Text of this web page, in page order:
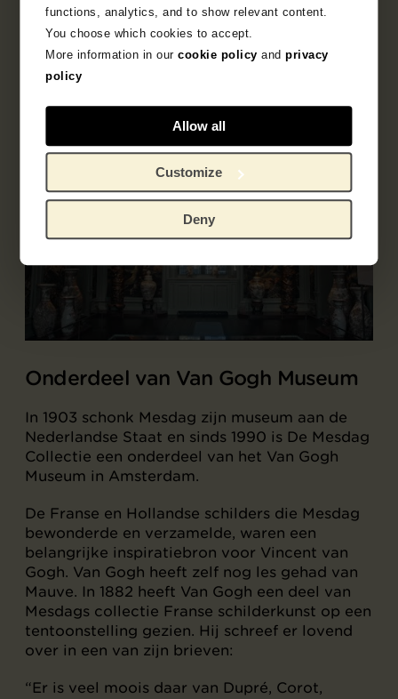
functions, analytics, and to show relevant content.
You choose which cookies to accept.
More information in ourcookie policy andprivacy
policy
Allow all
Customize
Deny
om de verzameling Franse meesterwerken van
de School van Barbizon, een van de grootste
en belangrijkste ter wereld, en zijn
indrukwekkende collectie schilderijen,
aquarellen en tekeningen van de Haagse
School.
Onderdeel van Van Gogh Museum
In 1903 schonk Mesdag zijn museum aan de
Nederlandse Staat en sinds 1990 is De Mesdag
Collectie een onderdeel van het Van Gogh
Museum in Amsterdam.
De Franse en Hollandse schilders die Mesdag
bewonderde en verzamelde, waren een
belangrijke inspiratiebron voor Vincent van
Gogh. Van Gogh heeft zelf nog les gehad van
Mauve. In 1882 heeft Van Gogh een deel van
Mesdags collectie Franse schilderkunst op een
tentoonstelling gezien. Hij schreef er lovend
over in een van zijn brieven:
“Er is veel moois daar van Dupré, Corot,